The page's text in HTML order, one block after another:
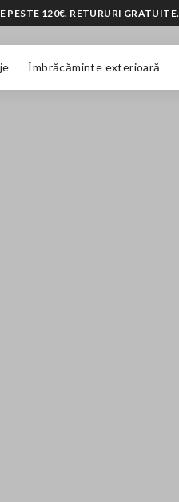
Îmbrăcăminte exterioară
PESTE 120€. RETURURI GRATUITE.